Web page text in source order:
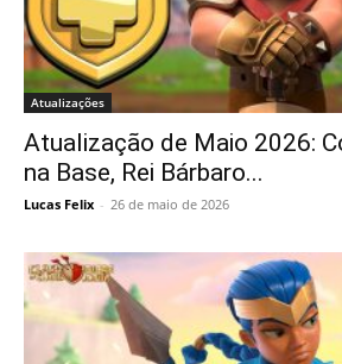
Atualizações
Atualização de Maio 2026:
na Base, Rei Bárbaro...
Lucas Felix - 26 de maio de 2026